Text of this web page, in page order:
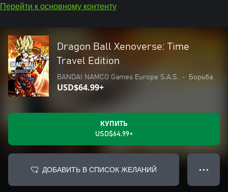
Перейти к основному контенту
Dragon Ball Xenoverse: Time
Travel Edition
BANDAI NAMCO Games Europe S.A.S. • Борьба
USD$64.99+
КУПИТЬ
USD$64.99+
ДОБАВИТЬ В СПИСОК ЖЕЛАНИЙ ● ● ●